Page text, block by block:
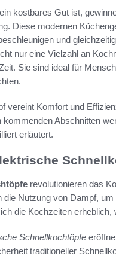
kostbares Gut ist,
Diese modernen
und
nur eine Vielzahl an
Sie sind ideal für
vereint Komfort und
kommenden Abschnitten
erläutert.
revolutionieren das
die Nutzung von Dampf,
die Kochzeiten
Schnellkochtöpfe
traditioneller